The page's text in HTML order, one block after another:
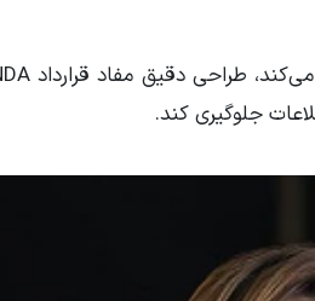
جلوگیری کند.